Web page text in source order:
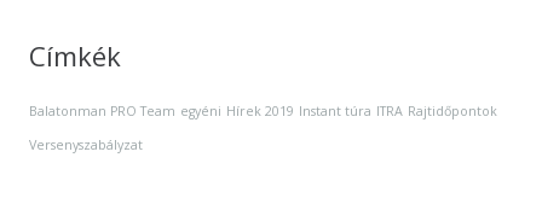
Címkék
Balatonman PRO Team egyéni Hírek 2019 Instant túra ITRA Rajtidőpontok
Versenyszabályzat